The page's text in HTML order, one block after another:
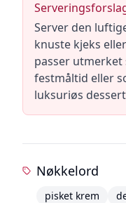
Server den
knuste kjeks
passer
festmåltid eller
luksuriøs
Nøkkelord
pisket krem